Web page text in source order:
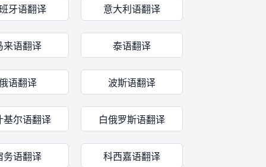
牙语翻译 意大利语翻译
来语翻译 泰语翻译
语翻译 波斯语翻译
基尔语翻译 白俄罗斯语翻译
务语翻译 科西嘉语翻译